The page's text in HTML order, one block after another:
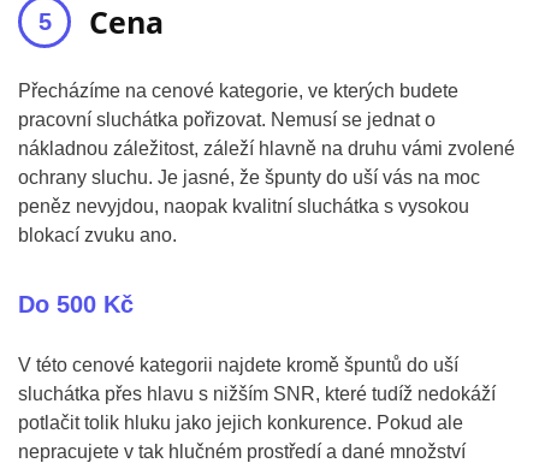
Cena
Přecházíme na cenové kategorie, ve kterých budete
pracovní sluchátka pořizovat. Nemusí se jednat o
nákladnou záležitost, záleží hlavně na druhu vámi zvolené
ochrany sluchu. Je jasné, že špunty do uší vás na moc
peněz nevyjdou, naopak kvalitní sluchátka s vysokou
blokací zvuku ano.
Do 500 Kč
V této cenové kategorii najdete kromě špuntů do uší
sluchátka přes hlavu s nižším SNR, které tudíž nedokáží
potlačit tolik hluku jako jejich konkurence. Pokud ale
nepracujete v tak hlučném prostředí a dané množství